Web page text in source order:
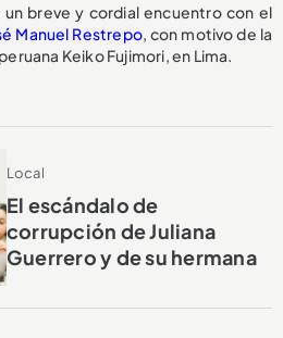
un breve y cordial encuentro con el
Manuel Restrepo, con motivo de la
Keiko Fujimori, en Lima.
Local
El escándalo de
corrupción de Juliana
Guerrero y de su hermana